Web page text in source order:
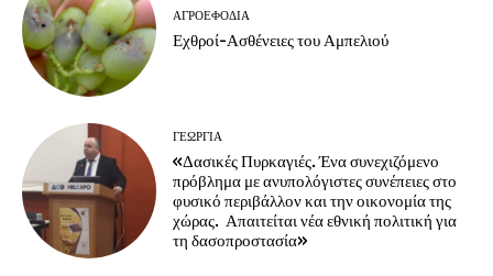
ΑΓΡΟΕΦΌΔΙΑ
Εχθροί-Ασθένειες του Αμπελιού
ΓΕΩΡΓΊΑ
«Δασικές Πυρκαγιές. Ένα συνεχιζόμενο
πρόβλημα με ανυπολόγιστες συνέπειες στο
φυσικό περιβάλλον και την οικονομία της
χώρας. Απαιτείται νέα εθνική πολιτική για
τη δασοπροστασία»